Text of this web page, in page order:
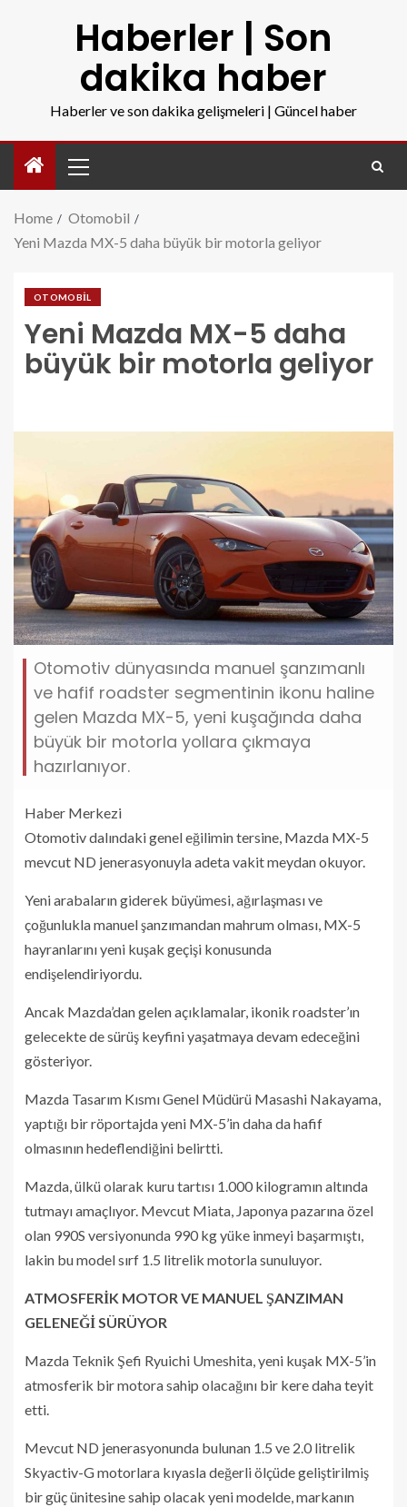
Haberler | Son
dakika haber
Haberler ve son dakika gelişmeleri | Güncel haber
Home
Otomobil
Yeni Mazda MX-5 daha büyük bir motorla geliyor
OTOMOBIL
Yeni Mazda MX-5 daha
büyük bir motorla geliyor
Otomotiv dünyasında manuel şanzımanlı
ve hafif roadster segmentinin ikonu haline
gelen Mazda MX-5, yeni kuşağında daha
büyük bir motorla yollara çıkmaya
hazırlanıyor.
Haber Merkezi
Otomotiv dalındaki genel eğilimin tersine, Mazda MX-5
mevcut ND jenerasyonuyla adeta vakit meydan okuyor.
Yeni arabaların giderek büyümesi, ağırlaşması ve
çoğunlukla manuel şanzımandan mahrum olması, MX-5
hayranlarını yeni kuşak geçişi konusunda
endişelendiriyordu.
Ancak Mazda’dan gelen açıklamalar, ikonik roadster’ın
gelecekte de sürüş keyfini yaşatmaya devam edeceğini
gösteriyor.
Mazda Tasarım Kısmı Genel Müdürü Masashi Nakayama,
yaptığı bir röportajda yeni MX-5’in daha da hafif
olmasının hedeflendiğini belirtti.
Mazda, ülkü olarak kuru tartısı 1.000 kilogramın altında
tutmayı amaçlıyor. Mevcut Miata, Japonya pazarına özel
olan 990S versiyonunda 990 kg yüke inmeyi başarmıştı,
lakin bu model sırf 1.5 litrelik motorla sunuluyor.
ATMOSFERİK MOTOR VE MANUEL ŞANZIMAN
GELENEĞİ SÜRÜYOR
Mazda Teknik Şefi Ryuichi Umeshita, yeni kuşak MX-5’in
atmosferik bir motora sahip olacağını bir kere daha teyit
etti.
Mevcut ND jenerasyonunda bulunan 1.5 ve 2.0 litrelik
Skyactiv-G motorlara kıyasla değerli ölçüde geliştirilmiş
bir güç ünitesine sahip olacak yeni modelde, markanın